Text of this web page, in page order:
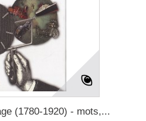
(1780-1920) - mots,...